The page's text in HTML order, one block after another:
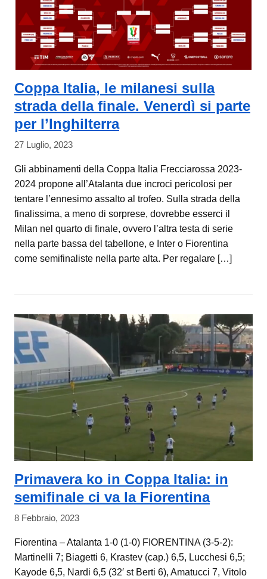
Coppa Italia, le milanesi sulla
strada della finale. Venerdì si parte
per l’Inghilterra
27 Luglio, 2023
Gli abbinamenti della Coppa Italia Frecciarossa 2023-
2024 propone all’Atalanta due incroci pericolosi per
tentare l’ennesimo assalto al trofeo. Sulla strada della
finalissima, a meno di sorprese, dovrebbe esserci il
Milan nel quarto di finale, ovvero l’altra testa di serie
nella parte bassa del tabellone, e Inter o Fiorentina
come semifinaliste nella parte alta. Per regalare […]
Primavera ko in Coppa Italia: in
semifinale ci va la Fiorentina
8 Febbraio, 2023
Fiorentina – Atalanta 1-0 (1-0) FIORENTINA (3-5-2):
Martinelli 7; Biagetti 6, Krastev (cap.) 6,5, Lucchesi 6,5;
Kayode 6,5, Nardi 6,5 (32′ st Berti 6), Amatucci 7, Vitolo